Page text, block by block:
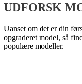
UDFORSK
Uanset om det er din
opgraderet model, så
populære modeller.